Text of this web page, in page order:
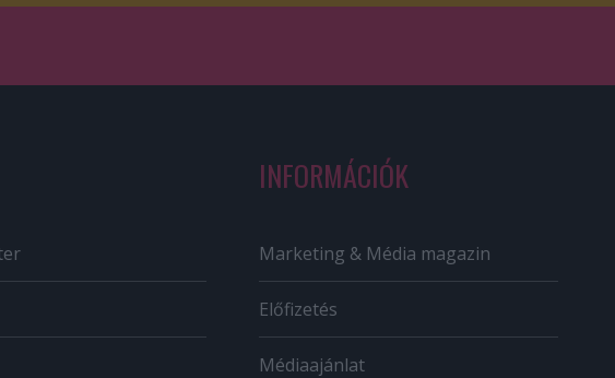
INFORMÁCIÓK
Marketing & Média magazin
Előfizetés
Médiaajánlat